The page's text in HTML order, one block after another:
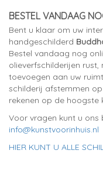
BESTEL VANDAAG
Bent u klaar om uw
handgeschilderd
Bestel vandaag nog
olieverfschilderijen rust,
toevoegen aan uw
schilderij afstemmen
rekenen op de hoogste
Voor vragen kunt u ons
info@kunstvoorinhuis.nl
HIER KUNT U ALLE